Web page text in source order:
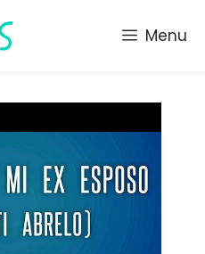
Menu